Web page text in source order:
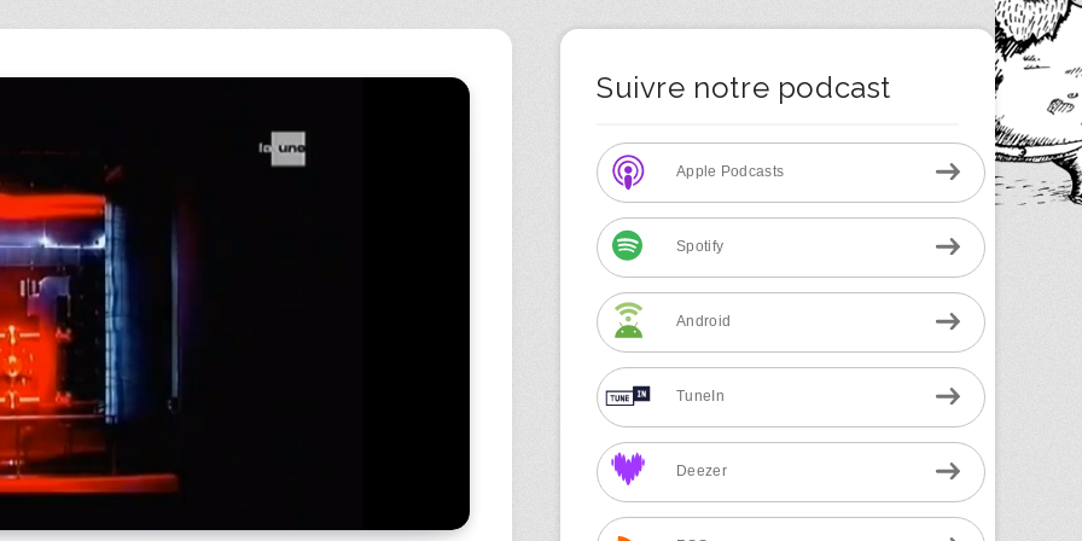
Suivre notre podcast
Apple Podcasts
Spotify
Android
TuneIn
Deezer